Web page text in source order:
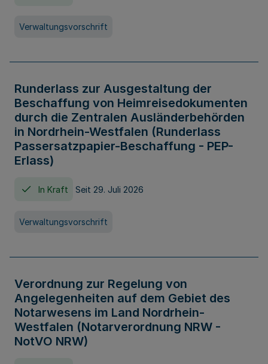
Verwaltungsvorschrift
Runderlass zur Ausgestaltung der
Beschaffung von Heimreisedokumenten
durch die Zentralen Ausländerbehörden
in Nordrhein-Westfalen (Runderlass
Passersatzpapier-Beschaffung - PEP-
Erlass)
In Kraft Seit 29. Juli 2026
Verwaltungsvorschrift
Verordnung zur Regelung von
Angelegenheiten auf dem Gebiet des
Notarwesens im Land Nordrhein-
Westfalen (Notarverordnung NRW -
NotVO NRW)